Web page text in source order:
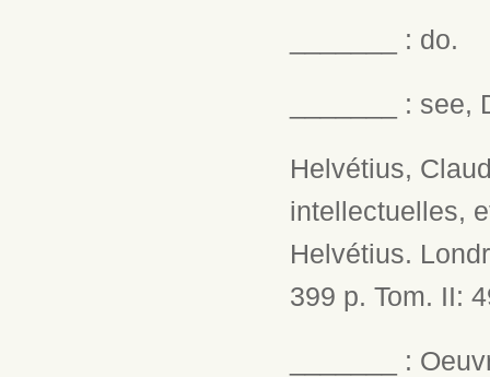
_______ : do.
_______ :
Helvétius,
intellectuelles,
Helvétius.
399 p. Tom. II:
_______ :